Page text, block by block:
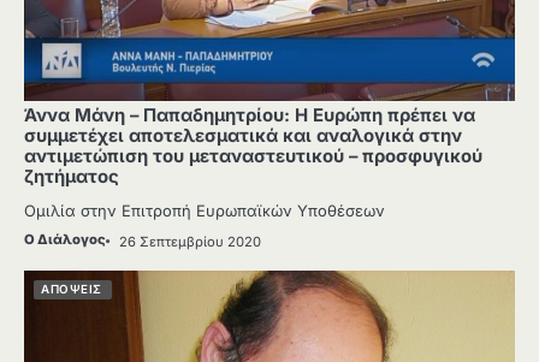
Άννα Μάνη – Παπαδημητρίου: Η Ευρώπη πρέπει να
συμμετέχει αποτελεσματικά και αναλογικά στην
αντιμετώπιση του μεταναστευτικού – προσφυγικού
ζητήματος
Ομιλία στην Επιτροπή Ευρωπαϊκών Υποθέσεων
Ο Διάλογος 26 Σεπτεμβρίου 2020
ΑΠΟΨΕΙΣ